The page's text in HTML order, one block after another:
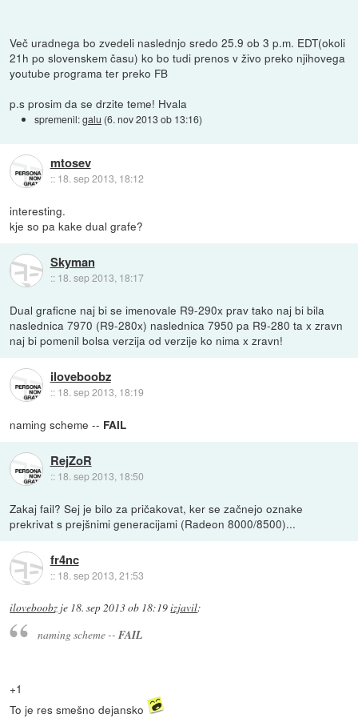
Več uradnega bo zvedeli naslednjo sredo 25.9 ob 3 p.m. EDT(okoli
21h po slovenskem času) ko bo tudi prenos v živo preko njihovega
youtube programa ter preko FB
p.s prosim da se drzite teme! Hvala
spremenil:galu (6. nov 2013 ob 13:16)
mtosev
:: 18. sep 2013, 18:12
interesting.
kje so pa kake dual grafe?
Skyman
:: 18. sep 2013, 18:17
Dual graficne naj bi se imenovale R9-290x prav tako naj bi bila
naslednica 7970 (R9-280x) naslednica 7950 pa R9-280 ta x zravn
naj bi pomenil bolsa verzija od verzije ko nima x zravn!
iloveboobz
:: 18. sep 2013, 18:19
naming scheme -- FAIL
RejZoR
:: 18. sep 2013, 18:50
Zakaj fail? Sej je bilo za pričakovat, ker se začnejo oznake
prekrivat s prejšnimi generacijami (Radeon 8000/8500)...
fr4nc
:: 18. sep 2013, 21:53
iloveboobz je 18. sep 2013 ob 18:19izjavil:
naming scheme -- FAIL
+1
To je res smešno dejansko